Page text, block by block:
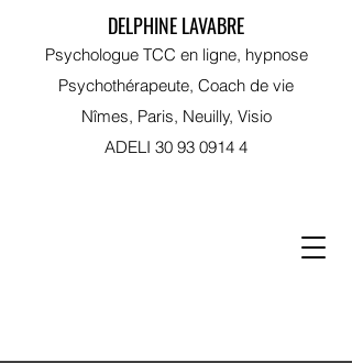
Psychologue TCC en ligne, hypnose
Psychothérapeute, Coach de vie
Nîmes, Paris, Neuilly, Visio
ADELI 30 93 0914 4
DELPHINE LAVABRE